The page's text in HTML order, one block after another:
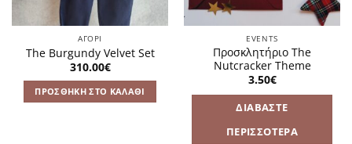
ΑΓΌΡΙ
The Burgundy Velvet Set
310.00€
ΠΡΟΣΘΉΚΗ ΣΤΟ ΚΑΛΆΘΙ
EVENTS
Προσκλητήριο The
Nutcracker Theme
3.50€
ΔΙΑΒΆΣΤΕ
ΠΕΡΙΣΣΌΤΕΡΑ